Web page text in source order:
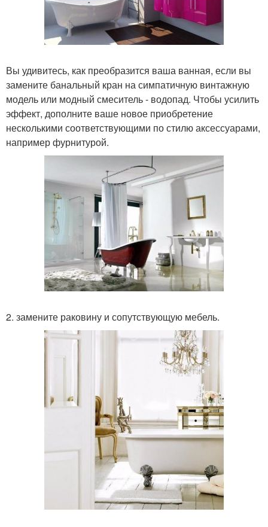
Вы удивитесь, как преобразится ваша ванная, если вы
замените банальный кран на симпатичную винтажную
модель или модный смеситель - водопад. Чтобы усилить
эффект, дополните ваше новое приобретение
несколькими соответствующими по стилю аксессуарами,
например фурнитурой.
2. замените раковину и сопутствующую мебель.